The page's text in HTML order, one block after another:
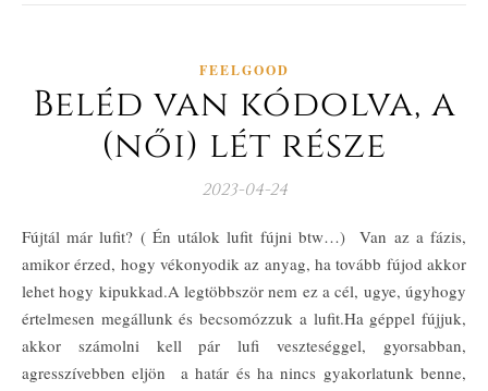
FEELGOOD
Beléd van kódolva, a
(női) lét része
2023-04-24
Fújtál már lufit? ( Én utálok lufit fújni btw…) Van az a fázis,
amikor érzed, hogy vékonyodik az anyag, ha tovább fújod akkor
lehet hogy kipukkad.A legtöbbször nem ez a cél, ugye, úgyhogy
értelmesen megállunk és becsomózzuk a lufit.Ha géppel fújjuk,
akkor számolni kell pár lufi veszteséggel, gyorsabban,
agresszívebben eljön a határ és ha nincs gyakorlatunk benne,